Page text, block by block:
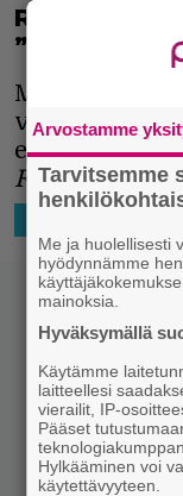
Ratajkowski
”Rakastan
Malli ja
voi tällä
Feel Pretty-
Arvostamme
Tarvitsemme
Me ja huolellisesti
hyödynnämme
mainoksia.
Hyväksymällä
Käytämme
laitteellesi
vierailit, IP-
Pääset
Hylkääminen voi
käytettävyyteen.